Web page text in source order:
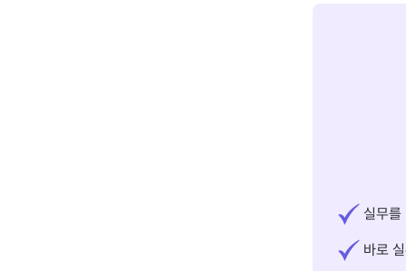
실무를
바로